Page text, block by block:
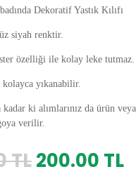
Dekoratif Yastık Kılıfı
siyah renktir.
özelliği ile kolay leke tutmaz.
kolayca yıkanabilir.
kadar ki alımlarınız da ürün
verilir.
TLOrijinal
200.00 TLŞu